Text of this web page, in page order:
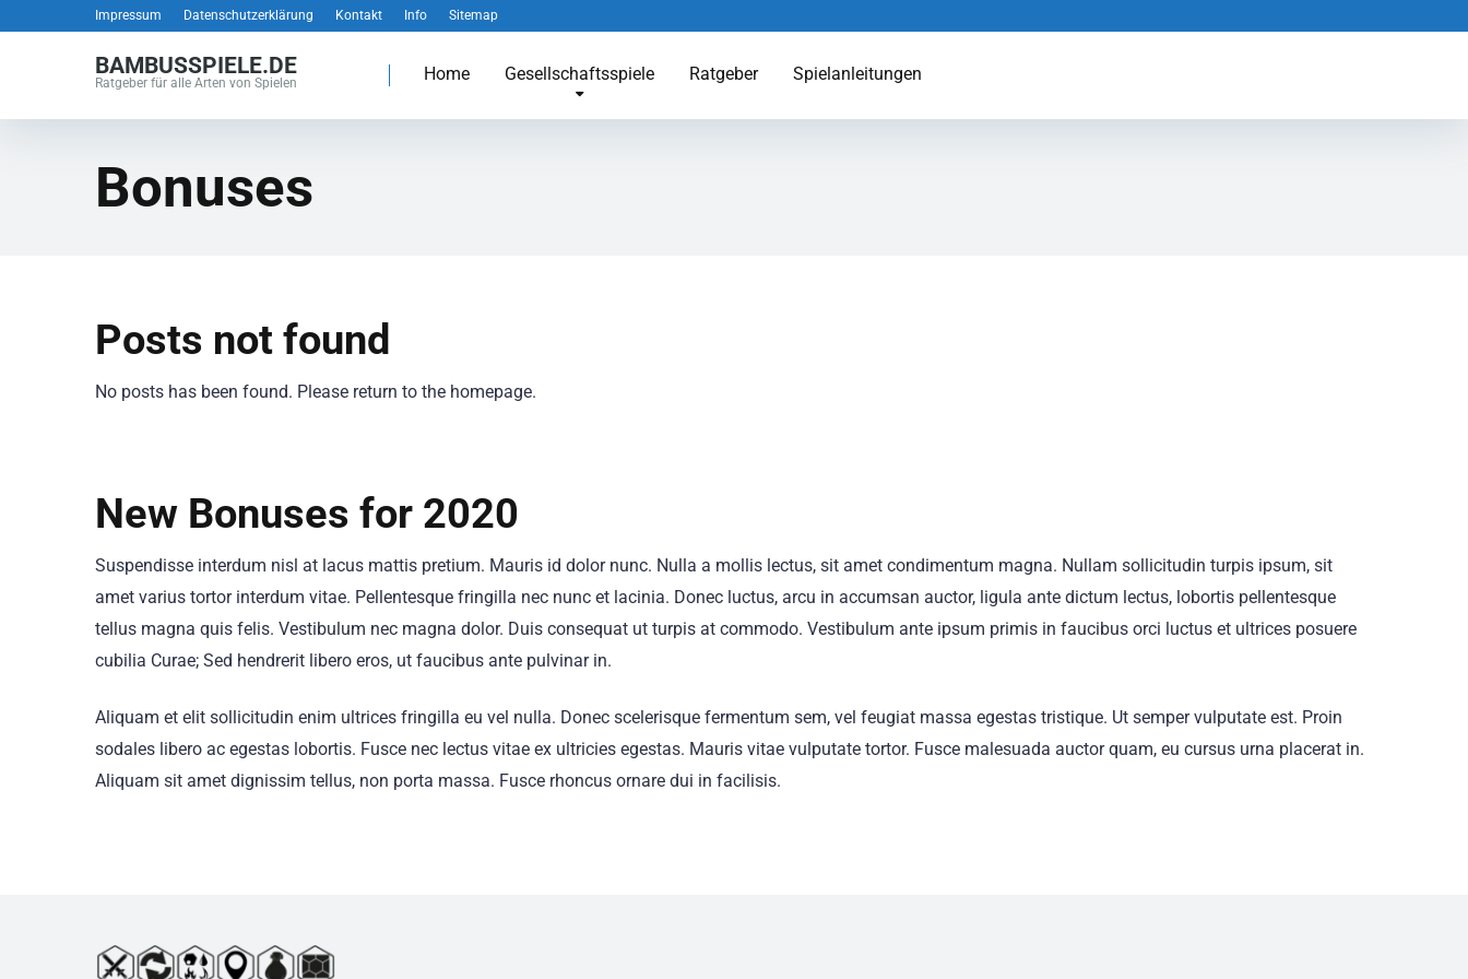
Impressum Datenschutzerklärung Kontakt Info Sitemap
BAMBUSSPIELE.DE
Ratgeber für alle Arten von Spielen Home Gesellschaftsspiele Ratgeber Spielanleitungen
Bonuses
Posts not found
No posts has been found. Please return to the homepage.
New Bonuses for 2020
Suspendisse interdum nisl at lacus mattis pretium. Mauris id dolor nunc. Nulla a mollis lectus, sit amet condimentum magna. Nullam sollicitudin turpis ipsum, sit
amet varius tortor interdum vitae. Pellentesque fringilla nec nunc et lacinia. Donec luctus, arcu in accumsan auctor, ligula ante dictum lectus, lobortis pellentesque
tellus magna quis felis. Vestibulum nec magna dolor. Duis consequat ut turpis at commodo. Vestibulum ante ipsum primis in faucibus orci luctus et ultrices posuere
cubilia Curae; Sed hendrerit libero eros, ut faucibus ante pulvinar in.
Aliquam et elit sollicitudin enim ultrices fringilla eu vel nulla. Donec scelerisque fermentum sem, vel feugiat massa egestas tristique. Ut semper vulputate est. Proin
sodales libero ac egestas lobortis. Fusce nec lectus vitae ex ultricies egestas. Mauris vitae vulputate tortor. Fusce malesuada auctor quam, eu cursus urna placerat in.
Aliquam sit amet dignissim tellus, non porta massa. Fusce rhoncus ornare dui in facilisis.